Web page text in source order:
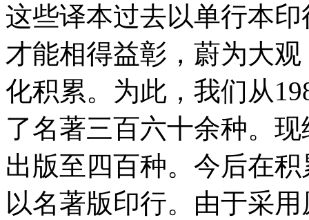
这些译本过去以单行本
才能相得益彰，蔚为大
化积累。为此，我们从
了名著三百六十余种。
出版至四百种。今后在
以名著版印行。由于采